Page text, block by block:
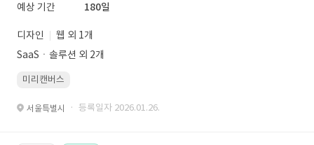
예상 기간
180일
디자인
웹 외 1개
SaaSㆍ솔루션 외 2개
미리캔버스
서울특별시 · 등록일자 2026.01.26.